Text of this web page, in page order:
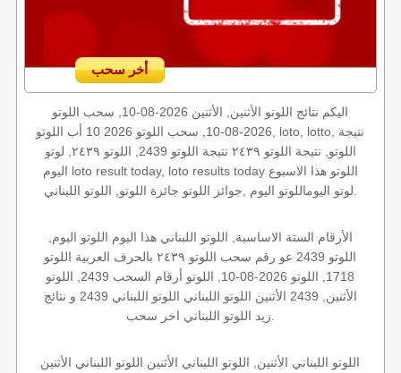
أخر سحب
اليكم نتائج اللوتو الأثنين, الأثنين 2026-08-10, سحب اللوتو
2026-08-10, سحب اللوتو 2026 10 أب اللوتو, loto, lotto, نتيجة
اللوتو, نتيجة اللوتو ٢٤٣٩ نتيجة اللوتو 2439, اللوتو ٢٤٣٩, لوتو
اليوم loto result today, loto results today اللوتو هذا الاسبوع
الأرقام الستة الاساسية, اللوتو اللبناني هذا اليوم اللوتو اليوم,
اللوتو 2439 عو رقم سحب اللوتو ٢٤٣٩ بالحرف العربية اللوتو
1718, اللوتو 2026-08-10, اللوتو أرقام السحب 2439, اللوتو
الأثنين, 2439 الأثنين اللوتو اللبناني اللوتو اللبناني 2439 و نتائج
اللوتو اللبناني الأثنين, اللوتو اللبناني الأثنين اللوتو اللبناني الأثنين